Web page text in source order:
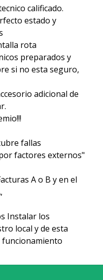
calificado.
estado y
rota
preparados y
si no esta seguro,
adicional de
fallas
factores externos"
A o B y en el
Instalar los
local y de esta